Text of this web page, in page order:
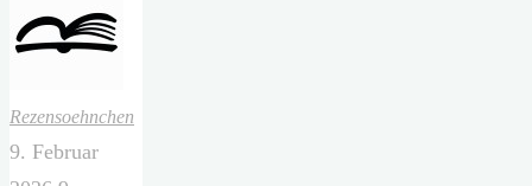
Rezensoehnchen
9. Februar